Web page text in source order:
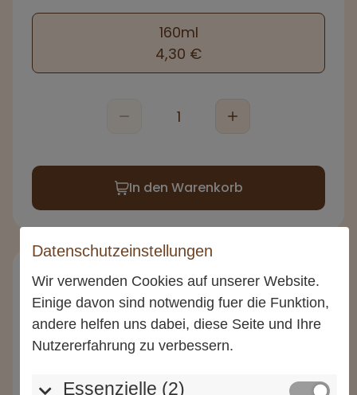
Datenschutzeinstellungen
Wir verwenden Cookies auf unserer Website.
Einige davon sind notwendig fuer die Funktion,
andere helfen uns dabei, diese Seite und Ihre
Nutzererfahrung zu verbessern.
Essenzielle (2)
160ml
4,30 €
In den Warenkorb